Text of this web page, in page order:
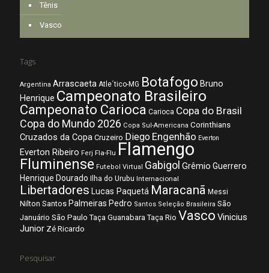
Tênis
Vasco
Tags
Argentina Arrascaeta Atle´tico-MG Botafogo Bruno
Henrique Campeonato Brasileiro
Campeonato Carioca Carioca Copa do Brasil
Copa do Mundo 2026 Copa Sul-Americana Corinthians
Cruzados da Copa Cruzeiro Diego Engenhão Everton
Everton Ribeiro Ferj Fla-Flu Flamengo
Fluminense Futebol Virtual Gabigol Grêmio Guerrero
Henrique Dourado Ilha do Urubu Internacional
Libertadores Lucas Paquetá Maracanã Messi
Nilton Santos Palmeiras Pedro Santos Seleção Brasileira São
Januário São Paulo Taça Guanabara Taça Rio Vasco Vinicius
Junior Zé Ricardo
Pesquisar